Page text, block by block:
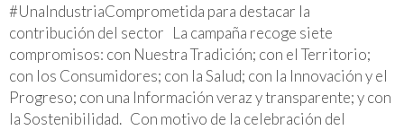
#UnaIndustriaComprometida para destacar la
contribución del sector La campaña recoge siete
compromisos: con Nuestra Tradición; con el Territorio;
con los Consumidores; con la Salud; con la Innovación y el
Progreso; con una Información veraz y transparente; y con
la Sostenibilidad. Con motivo de la celebración del